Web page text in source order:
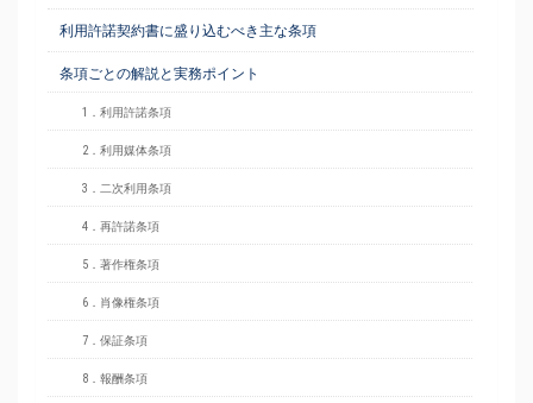
利用許諾契約書に盛り込むべき主な条項
条項ごとの解説と実務ポイント
1．利用許諾条項
2．利用媒体条項
3．二次利用条項
4．再許諾条項
5．著作権条項
6．肖像権条項
7．保証条項
8．報酬条項